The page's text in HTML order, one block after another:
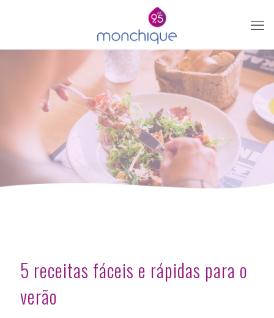
5 receitas fáceis e rápidas para o
verão